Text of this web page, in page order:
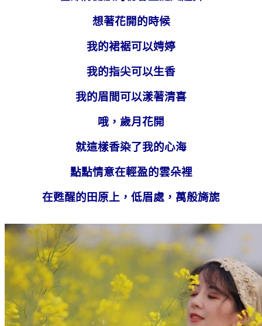
想著花開的時候
我的裙裾可以娉婷
我的指尖可以生香
我的眉間可以漾著清喜
哦，歲月花開
就這樣香染了我的心海
點點情意在輕盈的雲朵裡
在甦醒的田原上，低眉處，萬般旖旎